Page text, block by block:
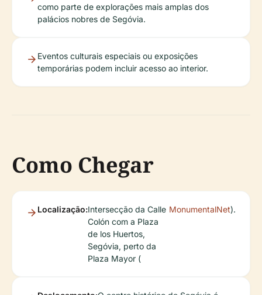
como parte de explorações mais amplas dos
palácios nobres de Segóvia.
Eventos culturais especiais ou exposições
temporárias podem incluir acesso ao interior.
Como Chegar
Localização:Intersecção da Calle
Colón com a Plaza
de los Huertos,
Segóvia, perto da
Plaza Mayor (
MonumentalNet).